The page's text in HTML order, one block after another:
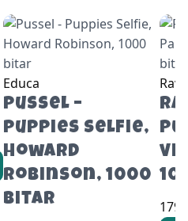
Educa
Pussel –
Puppies Selfie,
Howard
Robinson, 1000
bitar
179